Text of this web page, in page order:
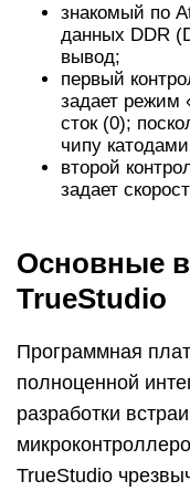
знакомый по
данных DDR
вывод;
первый
задает режим
сток (0);
чипу
второй
задает
Основные
TrueStudio
Программная
полноценной
разработки
TrueStudio